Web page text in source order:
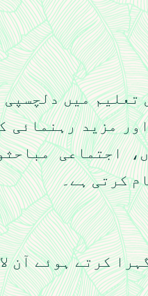
میں
مزید رہنمائی
اجتماعی
کرتی ہے۔
کرتے ہوئے آن